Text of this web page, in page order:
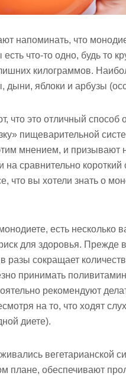
напоминать, что
что-то одно, будь то
килограммов.
яблоки и арбузы
что это отличный способ
пищеварительной
мнением, и призывают
сравнительно короткий
что вы хотели знать о
есть несколько
для здоровья. Прежде
сокращает
принимать
рекомендуют
на то, что ходят
диете).
вегетарианской
обеспечивают